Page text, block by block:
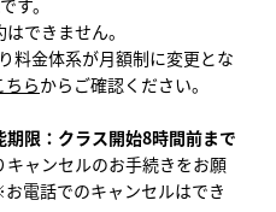
す。
できません。
料金体系が月額制に変更とな
ちらからご確認ください。
限：クラス開始8時間前まで
キャンセルのお手続きをお願
電話でのキャンセルはでき